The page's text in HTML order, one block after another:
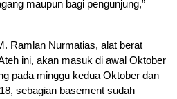
maupun bagi pengunjung,”
Ramlan Nurmatias, alat berat
ini, akan masuk di awal Oktober
pada minggu kedua Oktober dan
sebagian basement sudah